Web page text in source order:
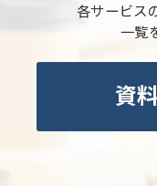
各サービス
一覧
資